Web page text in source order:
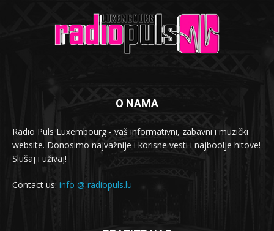
O NAMA
Radio Puls Luxembourg - vaš informativni, zabavni i muzički
website. Donosimo najvažnije i korisne vesti i najboolje hitove!
Slušaj i uživaj!
Contact us: info @ radiopuls.lu